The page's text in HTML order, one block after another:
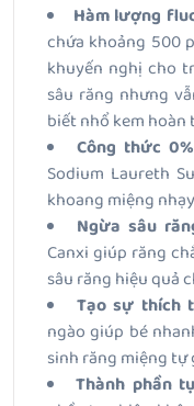
Hàm lượng
chứa khoảng 500
khuyến nghị cho
sâu răng nhưng
biết nhổ kem hoàn
Công thức
Sodium Laureth
khoang miệng
Ngừa sâu
Canxi giúp răng
sâu răng hiệu quả
Tạo sự thích
ngào giúp bé
sinh răng miệng tự
Thành phần